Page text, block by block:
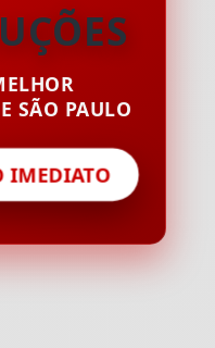
SÃO PAULO
IMEDIATO